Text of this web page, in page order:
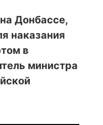
Донбассе,
наказания
в
министра